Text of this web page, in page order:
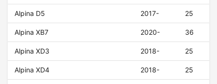
Alpina D5 2017- 25
Alpina XB7 2020- 36
Alpina XD3 2018- 25
Alpina XD4 2018- 25